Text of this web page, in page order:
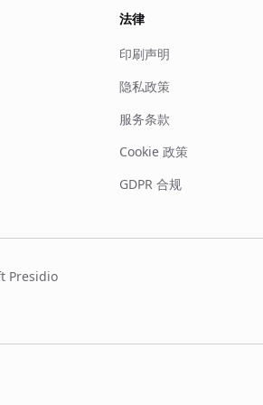
法律
印刷声明
隐私政策
服务条款
Cookie 政策
GDPR 合规
Presidio